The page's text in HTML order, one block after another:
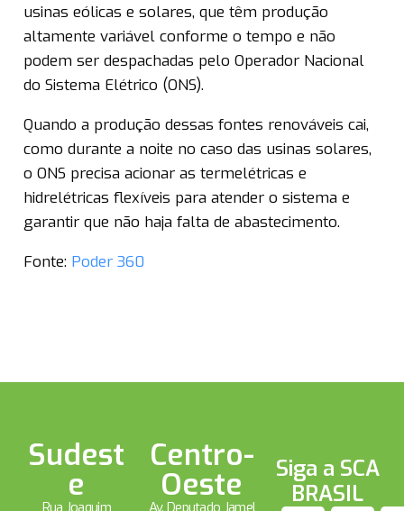
usinas eólicas e solares, que têm produção
altamente variável conforme o tempo e não
podem ser despachadas pelo Operador Nacional
do Sistema Elétrico (ONS).
Quando a produção dessas fontes renováveis cai,
como durante a noite no caso das usinas solares,
o ONS precisa acionar as termelétricas e
hidrelétricas flexíveis para atender o sistema e
garantir que não haja falta de abastecimento.
Fonte: Poder 360
Sudest
e
Centro-
Oeste
Siga a SCA
BRASIL